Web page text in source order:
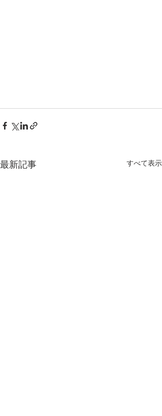
最新記事 すべて表示